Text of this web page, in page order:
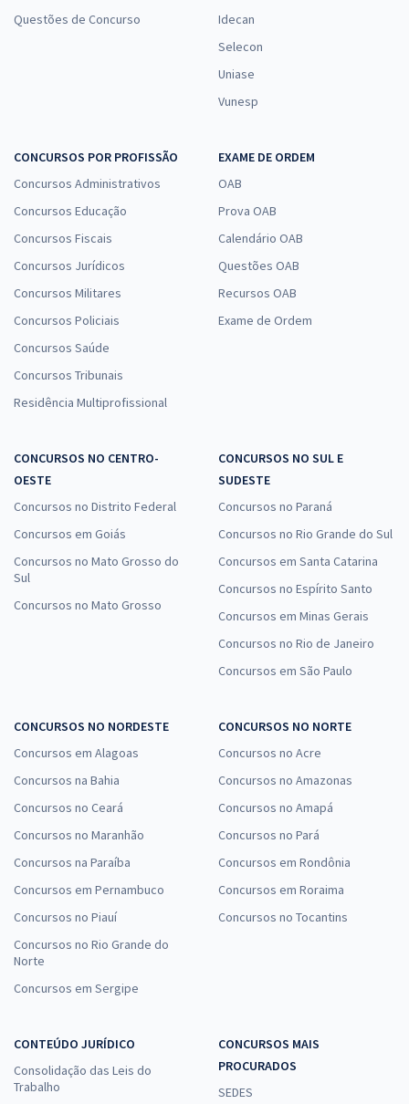
Questões de Concurso
Idecan
Selecon
Uniase
Vunesp
CONCURSOS POR PROFISSÃO
Concursos Administrativos
Concursos Educação
Concursos Fiscais
Concursos Jurídicos
Concursos Militares
Concursos Policiais
Concursos Saúde
Concursos Tribunais
Residência Multiprofissional
EXAME DE ORDEM
OAB
Prova OAB
Calendário OAB
Questões OAB
Recursos OAB
Exame de Ordem
CONCURSOS NO CENTRO-
OESTE
Concursos no Distrito Federal
Concursos em Goiás
Concursos no Mato Grosso do
Sul
Concursos no Mato Grosso
CONCURSOS NO SUL E
SUDESTE
Concursos no Paraná
Concursos no Rio Grande do Sul
Concursos em Santa Catarina
Concursos no Espírito Santo
Concursos em Minas Gerais
Concursos no Rio de Janeiro
Concursos em São Paulo
CONCURSOS NO NORDESTE
Concursos em Alagoas
Concursos na Bahia
Concursos no Ceará
Concursos no Maranhão
Concursos na Paraíba
Concursos em Pernambuco
Concursos no Piauí
Concursos no Rio Grande do
Norte
Concursos em Sergipe
CONCURSOS NO NORTE
Concursos no Acre
Concursos no Amazonas
Concursos no Amapá
Concursos no Pará
Concursos em Rondônia
Concursos em Roraima
Concursos no Tocantins
CONTEÚDO JURÍDICO
Consolidação das Leis do
Trabalho
CONCURSOS MAIS
PROCURADOS
SEDES